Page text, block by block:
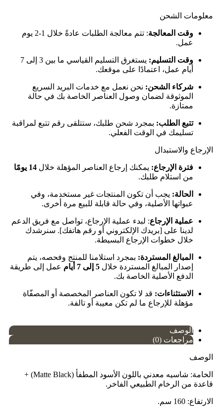
معلومات الشحن
وقت المعالجة
: تتم معالجة الطلبات عادةً خلال 1-2 يوم
عمل.
وقت التسليم:
يستغرق التسليم القياسي ما بين 3 إلى 7
أيام عمل، اعتمادًا على موقعك.
شركاء الشحن: نحن نعمل مع خدمات البريد السريع
الموثوقة لضمان وصول العناصر الخاصة بك في حالة
ممتازة.
تتبع الطلب: بمجرد شحن طلبك، ستتلقى رقم تتبع لمراقبة
تسليمك في الوقت الفعلي.
الإرجاع والاستبدال
فترة الإرجاع: يمكنك إرجاع العناصر المؤهلة خلال
من استلام طلبك.
الحالة: يجب أن تكون المنتجات غير مستخدمة، وفي
عبواتها الأصلية، وفي حالة قابلة للبيع مرة أخرى.
عملية الإرجاع: لبدء عملية الإرجاع، تواصل مع فريق الدعم
لدينا على [بريدك الإلكتروني أو رقم هاتفك]. سنرشدك
خلال خطوات الإرجاع البسيطة.
المبالغ المستردة: بمجرد استلامنا للمنتج وفحصه، يتم
إصدار المبالغ المستردة خلال 5 إلى 7 أيام
عمل إلى طريقة
الدفع الأصلية الخاصة بك.
الاستثناءات: قد لا تكون العناصر المخصصة أو المصفّاة
مؤهلة للإرجاع ما لم تكن معيبة أو تالفة.
الوصف
مراجعات (0)
الوصف
الخامة: شاسيه معدني باللون الأسود المطفأ (Matte Black) +
قاعدة من الرخام الطبيعي الفاخر.
الارتفاع: 160 سم.